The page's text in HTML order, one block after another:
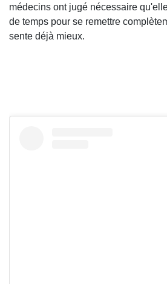
médecins ont jugé nécessaire
de temps pour se remettre
sente déjà mieux.